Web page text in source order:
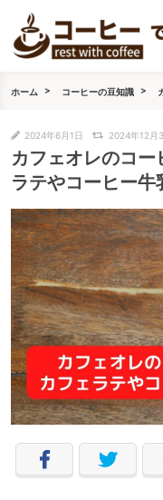
ホーム コーヒーの豆知識
2024年6月1日 2024年12月
カフェオレのコ
ラテやコーヒー